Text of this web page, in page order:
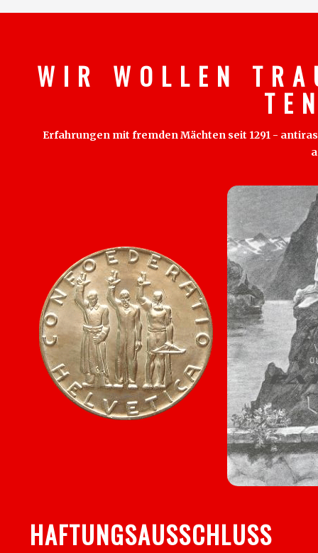
W I R W O L L E N T R
T E
Erfahrungen mit fremden Mächten seit 1291 -
HAFTUNGSAUSSCHLUSS